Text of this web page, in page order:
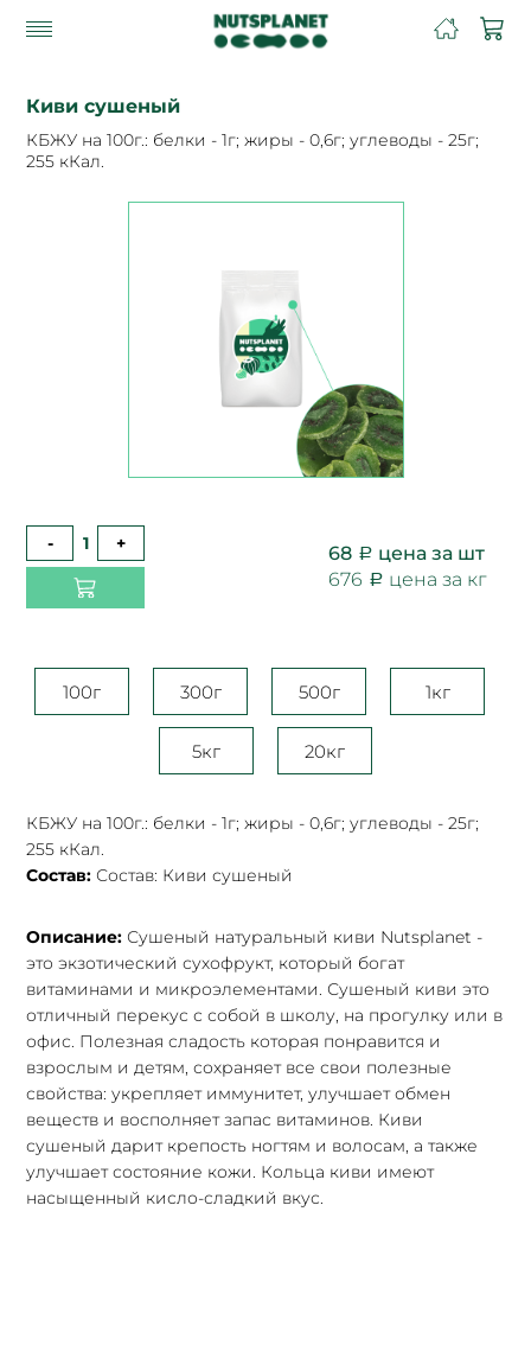
Киви сушеный
КБЖУ на 100г.: белки - 1г; жиры - 0,6г; углеводы - 25г;
255 кКал.
- + 68
цена за шт
676
цена за кг
100г 300г 500г 1кг
5кг 20кг
КБЖУ на 100г.: белки - 1г; жиры - 0,6г; углеводы - 25г;
255 кКал.
Состав: Состав: Киви сушеный
Описание: Сушеный натуральный киви Nutsplanet -
это экзотический сухофрукт, который богат
витаминами и микроэлементами. Сушеный киви это
отличный перекус с собой в школу, на прогулку или в
офис. Полезная сладость которая понравится и
взрослым и детям, сохраняет все свои полезные
свойства: укрепляет иммунитет, улучшает обмен
веществ и восполняет запас витаминов. Киви
сушеный дарит крепость ногтям и волосам, а также
улучшает состояние кожи. Кольца киви имеют
насыщенный кисло-сладкий вкус.